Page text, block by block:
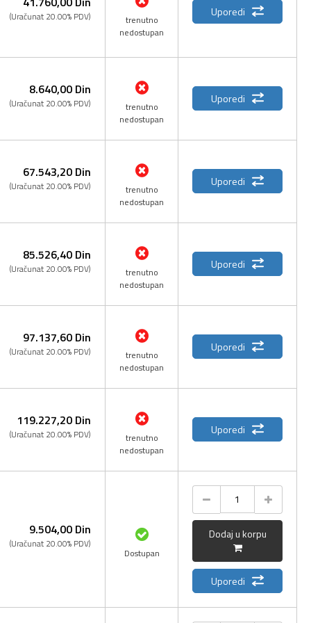
(Uračunat 20.00% PDV)
trenutno
nedostupan
Uporedi
8.640,00 Din
(Uračunat 20.00% PDV)
trenutno
nedostupan
Uporedi
67.543,20 Din
(Uračunat 20.00% PDV)
trenutno
nedostupan
Uporedi
85.526,40 Din
(Uračunat 20.00% PDV)
trenutno
nedostupan
Uporedi
97.137,60 Din
(Uračunat 20.00% PDV)
trenutno
nedostupan
Uporedi
119.227,20 Din
(Uračunat 20.00% PDV)
trenutno
nedostupan
Uporedi
9.504,00 Din
(Uračunat 20.00% PDV)
Dostupan
Dodaj u korpu
Uporedi